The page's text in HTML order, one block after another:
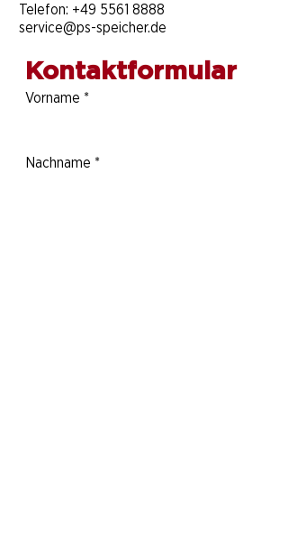
Telefon: +49 5561 8888
service@ps-speicher.de
Kontaktformular
Vorname *
Nachname *